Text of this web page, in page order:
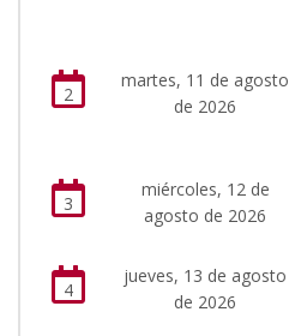
2
martes, 11 de agosto
de 2026
3
miércoles, 12 de
agosto de 2026
4
jueves, 13 de agosto
de 2026